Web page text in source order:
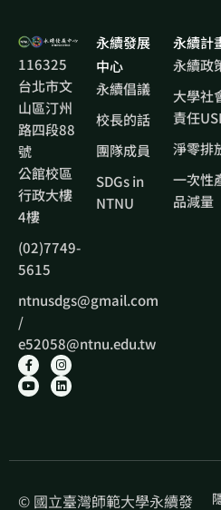
116325
台北市文
山區汀州
路四段88
號
公館校區
行政大樓
4樓
(02)7749-
5615
ntnusdgs@gmail.com
/
e52058@ntnu.edu.tw
永續發展
中心
永續倡議
校長的話
團隊成員
SDGs in
NTNU
永續計
永續政
大學社
責任
淨零排
一次性
品減量
© 國立臺灣師範大學永續發